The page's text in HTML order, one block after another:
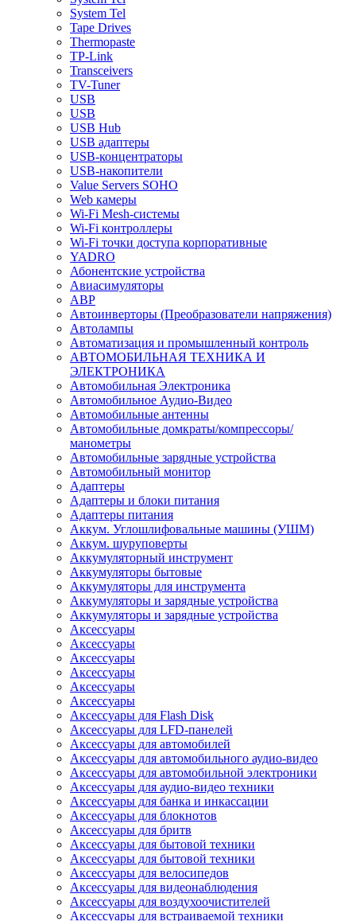
System Tel
Tape Drives
Thermopaste
TP-Link
Transceivers
TV-Tuner
USB
USB
USB Hub
USB адаптеры
USB-концентраторы
USB-накопители
Value Servers SOHO
Web камеры
Wi-Fi Mesh-системы
Wi-Fi контроллеры
Wi-Fi точки доступа корпоративные
YADRO
Абонентские устройства
Авиасимуляторы
АВР
Автоинверторы (Преобразователи напряжения)
Автолампы
Автоматизация и промышленный контроль
АВТОМОБИЛЬНАЯ ТЕХНИКА И
ЭЛЕКТРОНИКА
Автомобильная Электроника
Автомобильное Аудио-Видео
Автомобильные антенны
Автомобильные домкраты/компрессоры/
манометры
Автомобильные зарядные устройства
Автомобильный монитор
Адаптеры
Адаптеры и блоки питания
Адаптеры питания
Аккум. Углошлифовальные машины (УШМ)
Аккум. шуруповерты
Аккумуляторный инструмент
Аккумуляторы бытовые
Аккумуляторы для инструмента
Аккумуляторы и зарядные устройства
Аккумуляторы и зарядные устройства
Аксессуары
Аксессуары
Аксессуары
Аксессуары
Аксессуары
Аксессуары
Аксессуары для Flash Disk
Аксессуары для LFD-панелей
Аксессуары для автомобилей
Аксессуары для автомобильного аудио-видео
Аксессуары для автомобильной электроники
Аксессуары для аудио-видео техники
Аксессуары для банка и инкассации
Аксессуары для блокнотов
Аксессуары для бритв
Аксессуары для бытовой техники
Аксессуары для бытовой техники
Аксессуары для велосипедов
Аксессуары для видеонаблюдения
Аксессуары для воздухоочистителей
Аксессуары для встраиваемой техники